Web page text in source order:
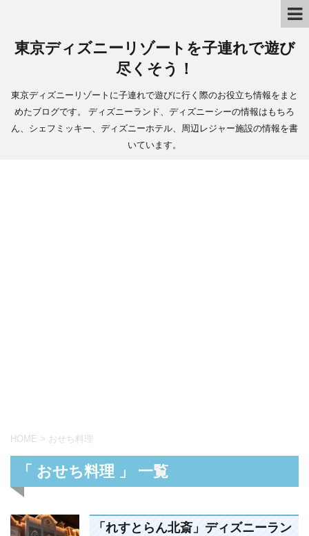
東京ディズニーリゾートを子連れで遊び
尽くそう！
東京ディズニーリゾートに子連れで遊びに行く際のお役立ち情報をまと
めたブログです。 ディズニーランド、ディズニーシーの情報はもちろ
ん、シェフミッキー、ディズニーホテル、周辺レジャー施設の情報を書
いています。
HOME > おせち料理
「 おせち料理 」 一覧
「れすとらん北斎」ディズニーラン